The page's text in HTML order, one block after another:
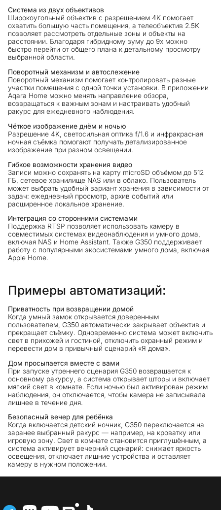
Система из двух объективов
Широкоугольный объектив с разрешением 4K помогает
охватить большую часть помещения, а телеобъектив 2.5K
позволяет рассмотреть отдельные зоны и объекты на
расстоянии. Благодаря гибридному зуму до 9x можно
быстро перейти от общего плана к детальному просмотру
выбранной области.
Поворотный механизм и автослежение
Поворотный механизм помогает контролировать разные
участки помещения с одной точки установки. В приложении
Aqara Home можно менять направление обзора,
возвращаться к важным зонам и настраивать удобный
ракурс для ежедневного наблюдения.
Чёткое изображение днём и ночью
Разрешение 4K, светосильная оптика f/1.6 и инфракрасная
ночная съёмка помогают получать детализированное
изображение при разном освещении.
Гибкое возможности хранения видео
Записи можно сохранять на карту microSD объёмом до 512
ГБ, сетевое хранилище NAS или в облако. Пользователь
может выбрать удобный вариант хранения в зависимости от
задач: ежедневный просмотр, архив событий или
расширенное локальное хранение.
Интеграция со сторонними системами
Поддержка RTSP позволяет использовать камеру в
совместимых системах видеонаблюдения и умного дома,
включая NAS и Home Assistant. Также G350 поддерживает
работу с популярными экосистемами умного дома, включая
Apple Home.
Примеры автоматизаций:
Приватность при возвращении домой
Когда умный замок открывается доверенным
пользователем, G350 автоматически закрывает объектив и
прекращает съёмку. Одновременно система может включить
свет в прихожей и гостиной, отключить охранный режим и
перевести дом в привычный сценарий «Я дома».
Дом просыпается вместе с вами
При запуске утреннего сценария G350 возвращается к
основному ракурсу, а система открывает шторы и включает
мягкий свет в комнате. Если ночью был активирован режим
наблюдения, он отключается, чтобы камера не записывала
лишнее в течение дня.
Безопасный вечер для ребёнка
Когда включается детский ночник, G350 переключается на
заранее выбранный ракурс — например, на кроватку или
игровую зону. Свет в комнате становится приглушённым, а
система активирует вечерний сценарий: снижает яркость
освещения, отключает лишние устройства и оставляет
камеру в нужном положении.